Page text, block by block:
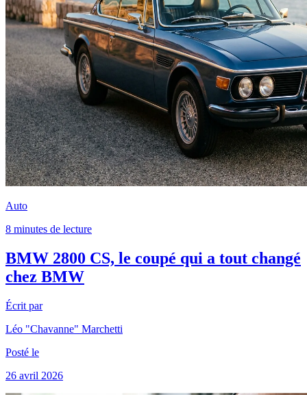
Auto
8 minutes de lecture
BMW 2800 CS, le coupé qui a tout changé
chez BMW
Écrit par
Léo "Chavanne" Marchetti
Posté le
26 avril 2026